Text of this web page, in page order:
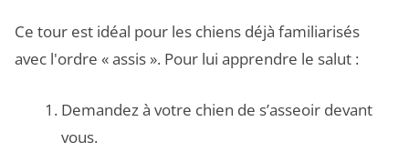
Ce tour est idéal pour les chiens déjà familiarisés
avec l'ordre « assis ». Pour lui apprendre le salut :
Demandez à votre chien de s’asseoir devant
vous.